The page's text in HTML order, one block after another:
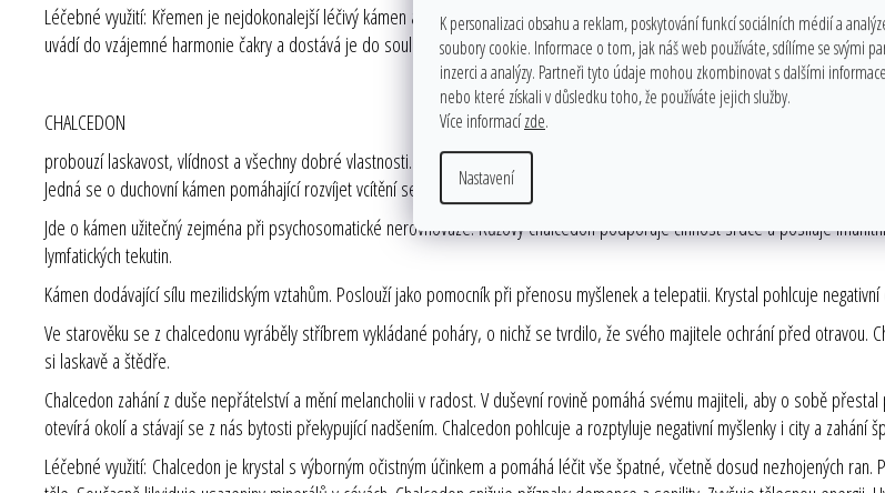
K personalizaci obsahu a reklam, poskytování funkcí sociálních médií a
soubory cookie. Informace o tom, jak náš web používáte, sdílíme se svými
inzerci a analýzy. Partneři tyto údaje mohou zkombinovat s dalšími
nebo které získali v důsledku toho, že používáte jejich služby.
Více informacízde.
Nastavení
Léčebné využití: Křemen je nejdokonalejší léčivý kámen a lze jej užít při řešení jakéhokoli problému. Podněcuje činnost
uvádí do vzájemné harmonie čakry a dostává je do souladu s vyššími jemnými těly.
CHALCEDON
probouzí laskavost, vlídnost a všechny dobré vlastnosti. Podnítí ve vás doslova dětskou zvědavost společně s ochotou učit
Jedná se o duchovní kámen pomáhající rozvíjet vcítění se do vnitřního duchovního světa. Vytváří kolem sebe atmosféru niterné
Jde o kámen užitečný zejména při psychosomatické nerovnováze. Růžový chalcedon podporuje činnost srdce a posiluje
lymfatických tekutin.
Kámen dodávající sílu mezilidským vztahům. Poslouží jako pomocník při přenosu myšlenek a telepatii. Krystal pohlcuje
Ve starověku se z chalcedonu vyráběly stříbrem vykládané poháry, o nichž se tvrdilo, že svého majitele ochrání před otravou.
si laskavě a štědře.
Chalcedon zahání z duše nepřátelství a mění melancholii v radost. V duševní rovině pomáhá svému majiteli, aby o sobě
otevírá okolí a stávají se z nás bytosti překypující nadšením. Chalcedon pohlcuje a rozptyluje negativní myšlenky i city a zahání
Léčebné využití: Chalcedon je krystal s výborným očistným účinkem a pomáhá léčit vše špatné, včetně dosud nezhojených